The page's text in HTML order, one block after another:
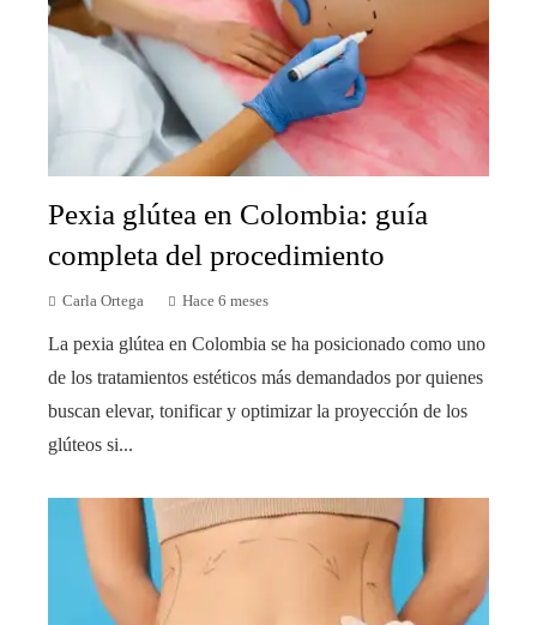
Pexia glútea en Colombia: guía
completa del procedimiento
Carla Ortega Hace 6 meses
La pexia glútea en Colombia se ha posicionado como uno
de los tratamientos estéticos más demandados por quienes
buscan elevar, tonificar y optimizar la proyección de los
glúteos si...